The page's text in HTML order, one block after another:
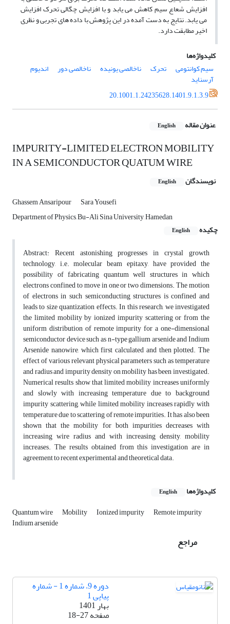
افزایش شعاع سیم کاهش می­ یابد و با افزایش چگالی تحرک افزایش
می­ یابد. نتایج به دست آمده در این پژوهش با داده های تجربی و نظری
اخیر مطابقت دارد.
کلیدواژه‌ها
سیم کوانتومی
تحرک ناخالصی یونیده ناخالصی دور اندیوم
آرسناید
20.1001.1.24235628.1401.9.1.3.9
عنوان مقاله English
IMPURITY-LIMITED ELECTRON MOBILITY
IN A SEMICONDUCTOR QUATUM WIRE
نویسندگان English
Ghassem Ansaripour
Sara Yousefi
Department of Physics, Bu-Ali Sina University, Hamedan
چکیده
English
Abstract: Recent astonishing progresses in crystal growth
technology, i.e. molecular beam epitaxy, have provided the
possibility of fabricating quantum well structures in which
electrons confined to move in one or two dimensions. The motion
of electrons in such semiconducting structures is confined and
leads to size quantization effects. In this research, we investigated
the limited mobility by ionized impurity scattering or from the
uniform distribution of remote impurity for a one-dimensional
semiconductor device such as n-type gallium arsenide and Indium
Arsenide nanowire, which first calculated and then plotted. The
effect of various relevant physical parameters such as temperature
and radius and impurity density on mobility has been investigated.
Numerical results show that limited mobility increases uniformly
and slowly with increasing temperature due to background
impurity scattering, while limited mobility increases rapidly with
temperature due to scattering of remote impurities. It has also been
shown that the mobility for both impurities decreases with
increasing wire radius and with increasing density, mobility
increases. The results obtained from this investigation are in
agreement to recent experimental and theoretical data.
کلیدواژه‌ها English
Quantum wire Mobility Ionized impurity Remote impurity
Indium arsenide
مراجع
دوره 9، شماره 1 - شماره
پیاپی 1
بهار 1401
صفحه18-27